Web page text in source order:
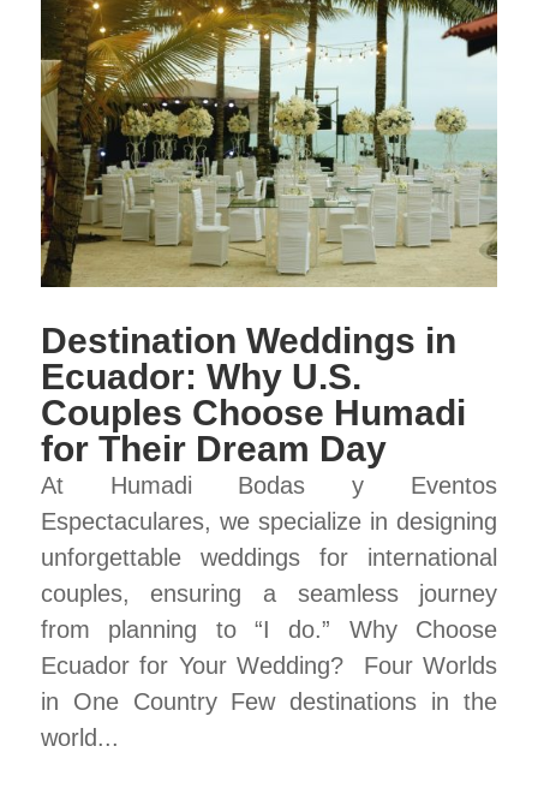
Destination Weddings in
Ecuador: Why U.S.
Couples Choose Humadi
for Their Dream Day
At Humadi Bodas y Eventos
Espectaculares, we specialize in designing
unforgettable weddings for international
couples, ensuring a seamless journey
from planning to “I do.” Why Choose
Ecuador for Your Wedding? Four Worlds
in One Country Few destinations in the
world...